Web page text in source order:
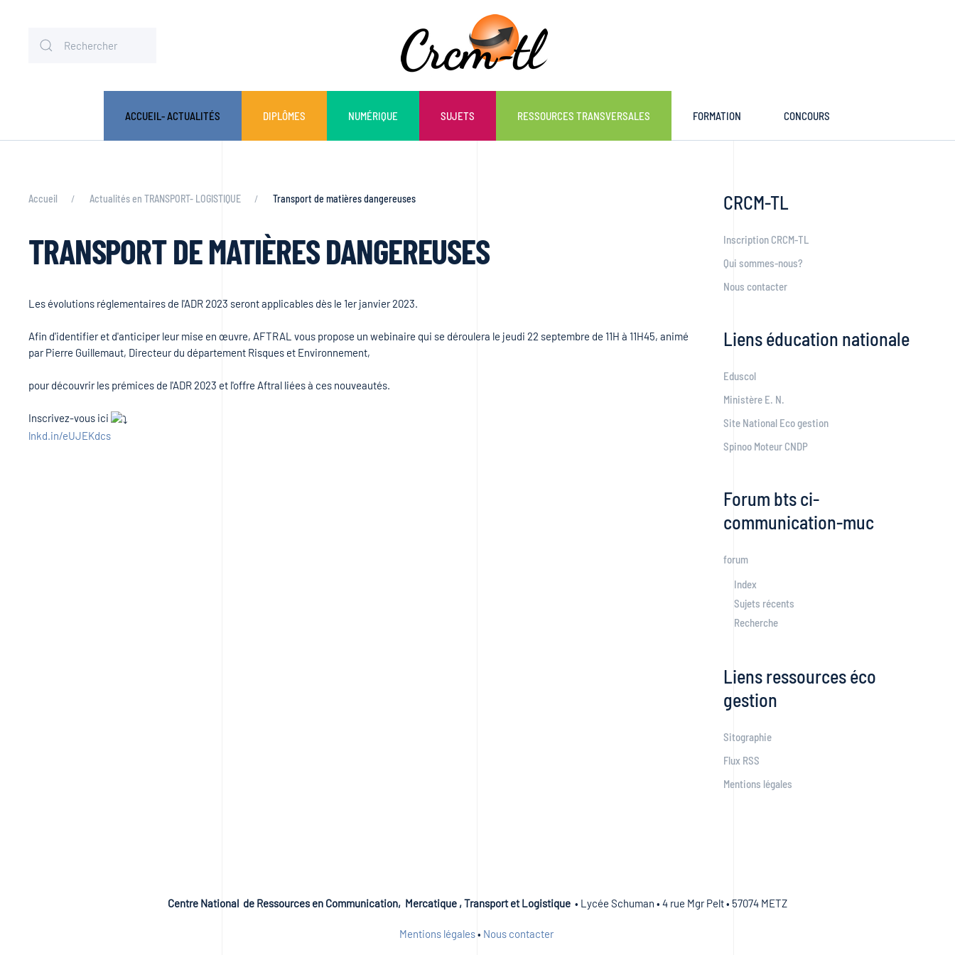
ACCUEIL- ACTUALITÉS DIPLÔMES NUMÉRIQUE SUJETS RESSOURCES TRANSVERSALES FORMATION CONCOURS
Accueil Actualités en TRANSPORT- LOGISTIQUE Transport de matières dangereuses
TRANSPORT DE MATIÈRES DANGEREUSES
Les évolutions réglementaires de l'ADR 2023 seront applicables dès le 1er janvier 2023.
Afin d'identifier et d'anticiper leur mise en œuvre, AFTRAL vous propose un webinaire qui se déroulera le jeudi 22 septembre de 11H à 11H45, animé
par Pierre Guillemaut, Directeur du département Risques et Environnement,
pour découvrir les prémices de l'ADR 2023 et l'offre Aftral liées à ces nouveautés.
Inscrivez-vous ici
lnkd.in/eUJEKdcs
CRCM-TL
Inscription CRCM-TL
Qui sommes-nous?
Nous contacter
Liens éducation nationale
Eduscol
Ministère E. N.
Site National Eco gestion
Spinoo Moteur CNDP
Forum bts ci-
communication-muc
forum
Index
Sujets récents
Recherche
Liens ressources éco
gestion
Sitographie
Flux RSS
Mentions légales
Centre National de Ressources en Communication, Mercatique , Transport et Logistique • Lycée Schuman • 4 rue Mgr Pelt • 57074 METZ
Mentions légales• Nous contacter